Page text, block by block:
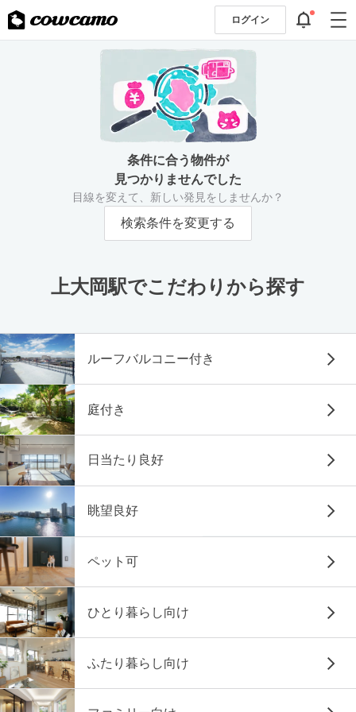
ログイン
条件に合う物件が
見つかりませんでした
目線を変えて、新しい発見をしませんか？
検索条件を変更する
上大岡駅でこだわりから探す
ルーフバルコニー付き
庭付き
日当たり良好
眺望良好
ペット可
ひとり暮らし向け
ふたり暮らし向け